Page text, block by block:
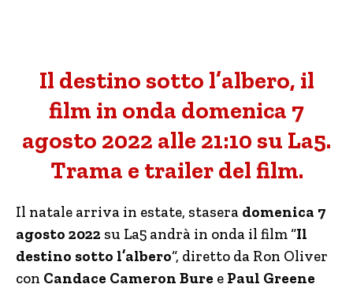
Il destino sotto l’albero, il
film in onda domenica 7
agosto 2022 alle 21:10 su La5.
Trama e trailer del film.
Il natale arriva in estate, stasera domenica 7
agosto 2022 su La5 andrà in onda il film “Il
destino sotto l’albero“, diretto da Ron Oliver
con Candace Cameron Bure e Paul Greene